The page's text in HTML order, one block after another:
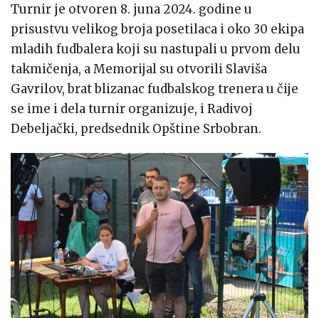
Turnir je otvoren 8. juna 2024. godine u
prisustvu velikog broja posetilaca i oko 30 ekipa
mladih fudbalera koji su nastupali u prvom delu
takmičenja, a Memorijal su otvorili Slaviša
Gavrilov, brat blizanac fudbalskog trenera u čije
se ime i dela turnir organizuje, i Radivoj
Debeljački, predsednik Opštine Srbobran.